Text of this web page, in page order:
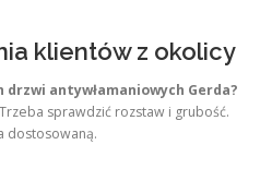
klientów z okolicy
drzwi antywłamaniowych Gerda?
sprawdzić rozstaw i grubość.
dostosowaną.